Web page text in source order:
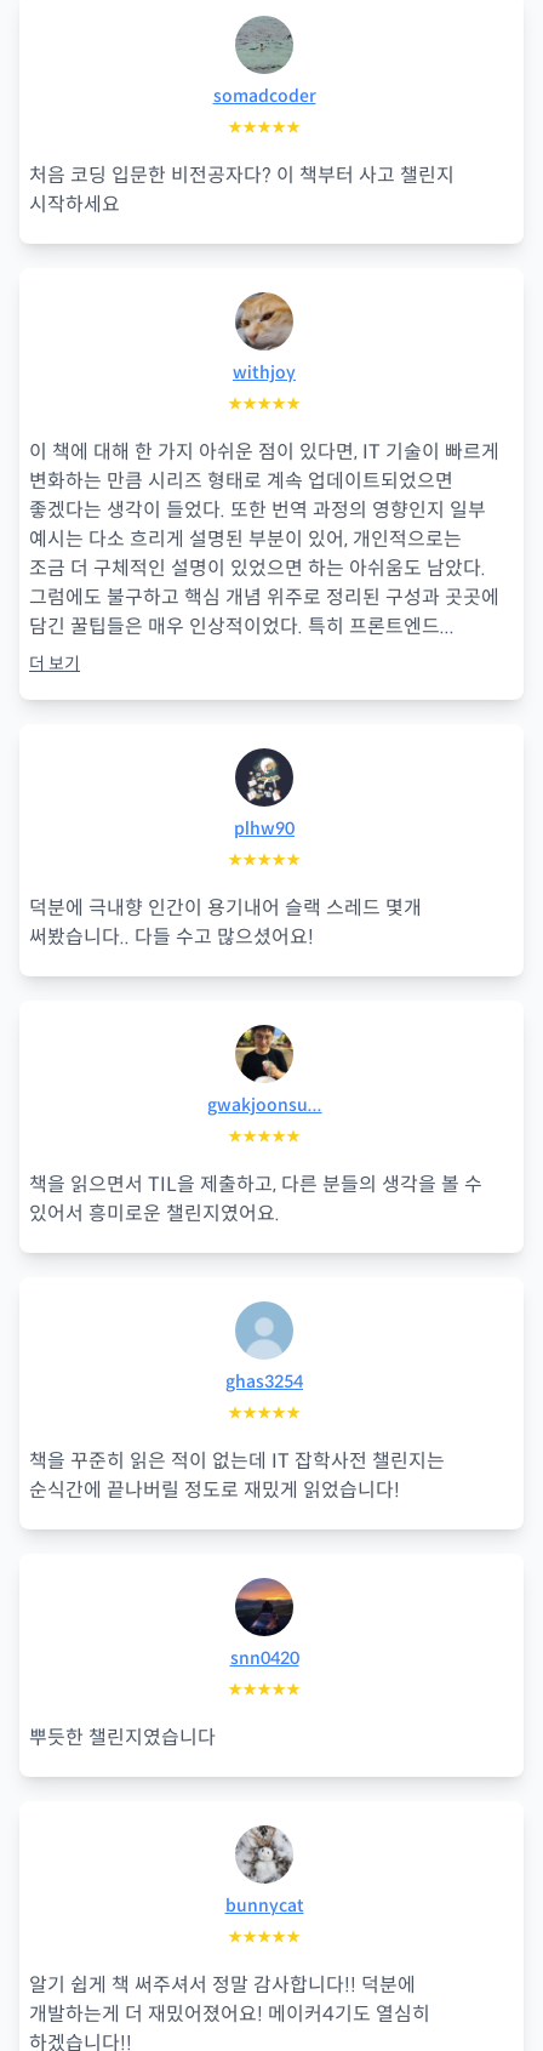
somadcoder
★★★★★
처음 코딩 입문한 비전공자다? 이 책부터 사고 챌린지
시작하세요
withjoy
★★★★★
이 책에 대해 한 가지 아쉬운 점이 있다면, IT 기술이 빠르게
변화하는 만큼 시리즈 형태로 계속 업데이트되었으면
좋겠다는 생각이 들었다. 또한 번역 과정의 영향인지 일부
예시는 다소 흐리게 설명된 부분이 있어, 개인적으로는
조금 더 구체적인 설명이 있었으면 하는 아쉬움도 남았다.
그럼에도 불구하고 핵심 개념 위주로 정리된 구성과 곳곳에
담긴 꿀팁들은 매우 인상적이었다. 특히 프론트엔드...
더 보기
plhw90
★★★★★
덕분에 극내향 인간이 용기내어 슬랙 스레드 몇개
써봤습니다.. 다들 수고 많으셨어요!
gwakjoonsu...
★★★★★
책을 읽으면서 TIL을 제출하고, 다른 분들의 생각을 볼 수
있어서 흥미로운 챌린지였어요.
ghas3254
★★★★★
책을 꾸준히 읽은 적이 없는데 IT 잡학사전 챌린지는
순식간에 끝나버릴 정도로 재밌게 읽었습니다!
snn0420
★★★★★
뿌듯한 챌린지였습니다
bunnycat
★★★★★
알기 쉽게 책 써주셔서 정말 감사합니다!! 덕분에
개발하는게 더 재밌어졌어요! 메이커4기도 열심히
하겠습니다!!